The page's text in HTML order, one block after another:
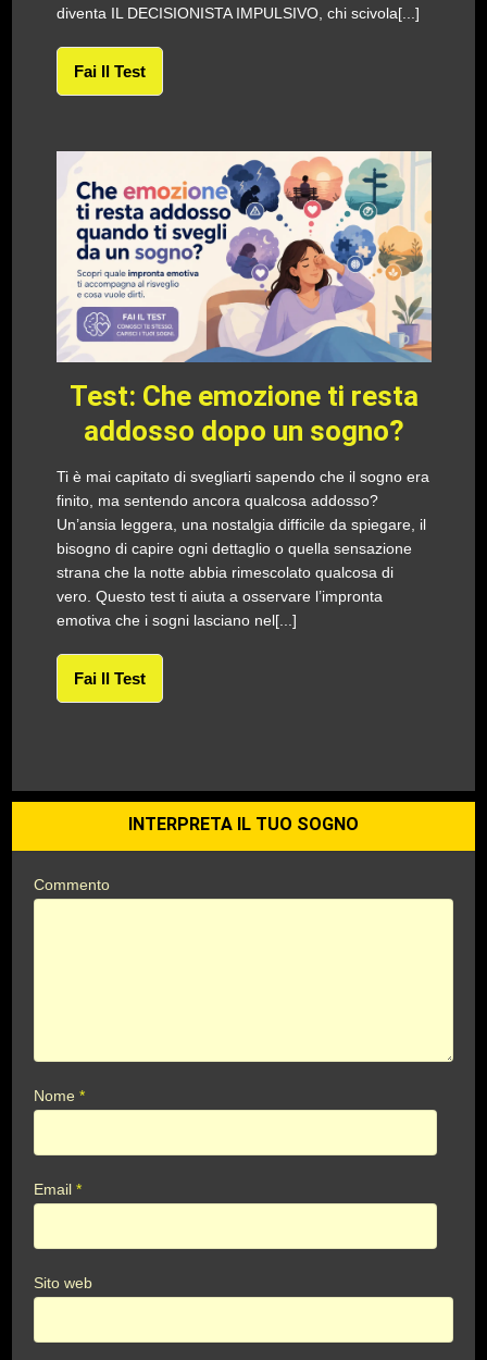
diventa IL DECISIONISTA IMPULSIVO, chi scivola[...]
Fai Il Test
Test: Che emozione ti resta
addosso dopo un sogno?
Ti è mai capitato di svegliarti sapendo che il sogno era
finito, ma sentendo ancora qualcosa addosso?
Un’ansia leggera, una nostalgia difficile da spiegare, il
bisogno di capire ogni dettaglio o quella sensazione
strana che la notte abbia rimescolato qualcosa di
vero. Questo test ti aiuta a osservare l’impronta
emotiva che i sogni lasciano nel[...]
Fai Il Test
INTERPRETA IL TUO SOGNO
Commento
Nome*
Email*
Sito web